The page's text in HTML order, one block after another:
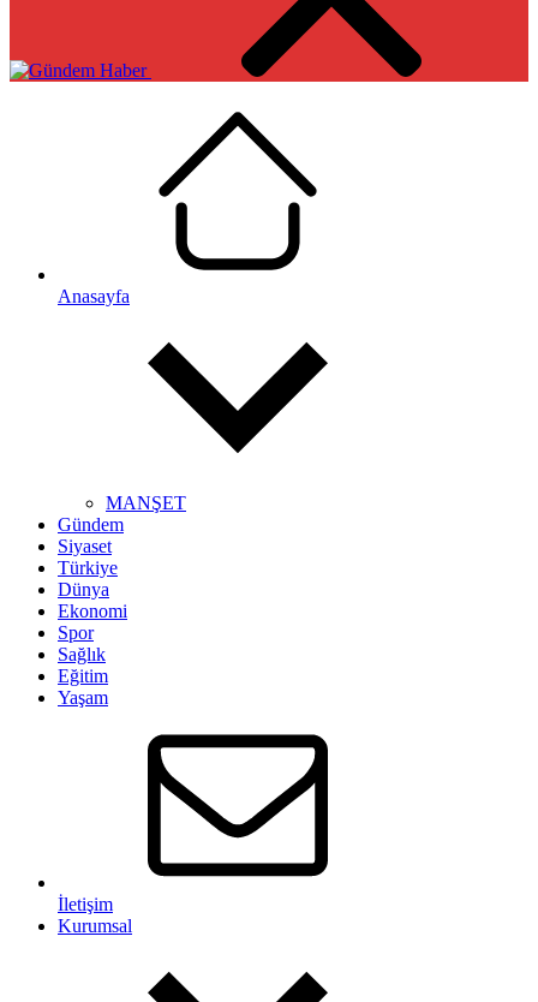
Anasayfa
MANŞET
Gündem
Siyaset
Türkiye
Dünya
Ekonomi
Spor
Sağlık
Eğitim
Yaşam
İletişim
Kurumsal